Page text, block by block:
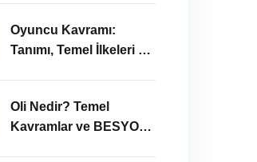
Oyuncu Kavramı:
Tanımı, Temel İlkeleri ve
Oli Nedir? Temel
Kavramlar ve BESYO